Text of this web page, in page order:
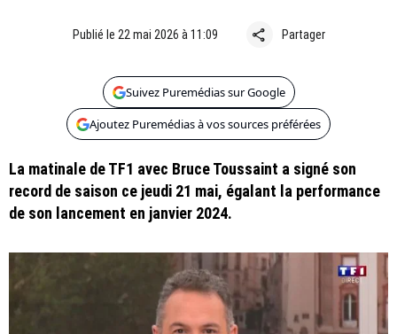
Publié le 22 mai 2026 à 11:09 share Partager
Suivez Puremédias sur Google
Ajoutez Puremédias à vos sources préférées
La matinale de TF1 avec Bruce Toussaint a signé son
record de saison ce jeudi 21 mai, égalant la performance
de son lancement en janvier 2024.